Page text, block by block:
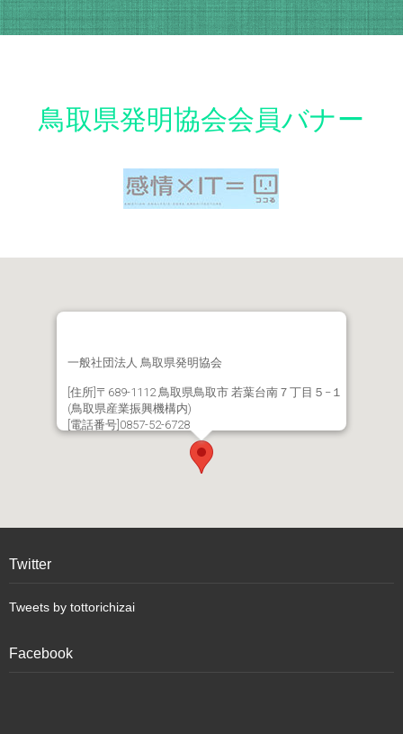
鳥取県発明協会会員バナー
一般社団法人 鳥取県発明協会
[住所]〒689-1112 鳥取県鳥取市 若葉台南７丁目５−１
(鳥取県産業振興機構内)
[電話番号]0857-52-6728
Twitter
Tweets by tottorichizai
Facebook